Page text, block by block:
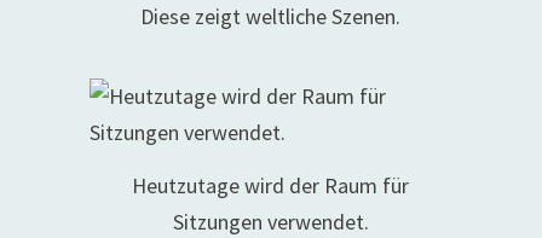
Diese zeigt weltliche Szenen.
Heutzutage wird der Raum für
Sitzungen verwendet.